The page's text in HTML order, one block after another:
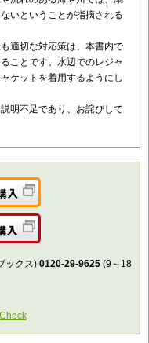
いということが指摘される
適切な対応策は、本書内で
ことです。水辺でのレジャ
ケットを着用するようにし
明不足であり、お詫びして
ックス) 0120-29-9625 (9～18
Check